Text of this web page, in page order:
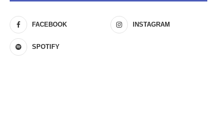
FACEBOOK INSTAGRAM
SPOTIFY